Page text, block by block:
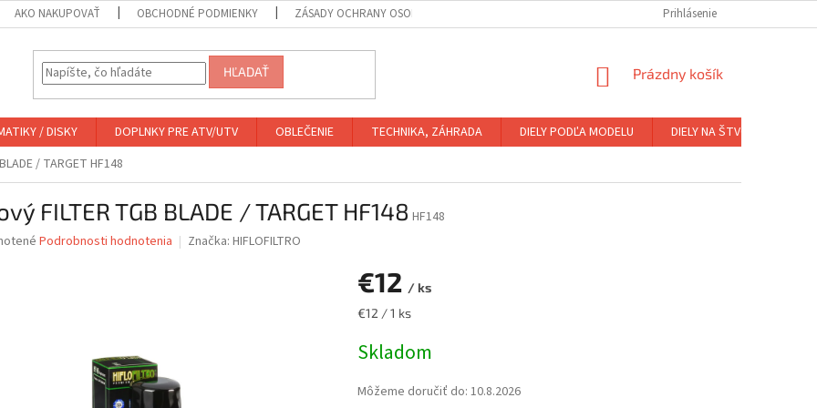
AKO NAKUPOVAŤ OBCHODNÉ PODMIENKY ZÁSADY OCHRANY OSOBNÝCH ÚDAJOV NÁKUP ŠTVORKOLIEK NA SPLÁTKY
Prihlásenie
HĽADAŤ
NÁKUPNÝ
Prázdny košík
/ DISKY DOPLNKY PRE ATV/UTV OBLEČENIE TECHNIKA, ZÁHRADA DIELY PODĽA MODELU
DIELY NA ŠTVORKOLKY
/ TARGET HF148
FILTER TGB BLADE / TARGET HF148 HF148
Podrobnosti hodnotenia Značka: HIFLOFILTRO
€12 / ks
Jednotková
€12 / 1 ks
Skladom
Môžeme doručiť do: 10.8.2026